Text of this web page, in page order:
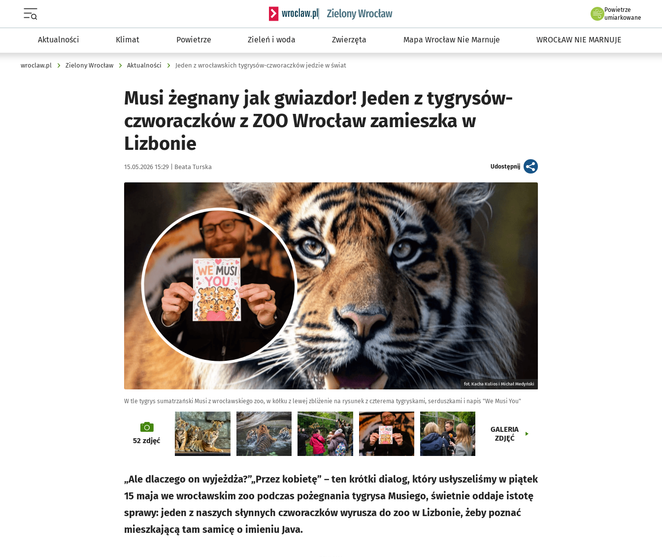
Serwis informacyjny wroclaw.pl podserwis: Środowisko we Wrocławiu
Powietrze
we Wrocławiu
umiarkowane
Aktualności Klimat Powietrze Zieleń i woda Zwierzęta Mapa Wrocław Nie Marnuje WROCŁAW NIE MARNUJE
wroclaw.pl Zielony Wrocław Aktualności Jeden z wrocławskich tygrysów-czworaczków jedzie w świat
Musi żegnany jak gwiazdor! Jeden z tygrysów-
czworaczków z ZOO Wrocław zamieszka w
Lizbonie
Data publikacji:
15.05.2026 15:29 | Autor:
Beata Turska Udostępnijartykuł
Kliknij, aby zobaczyć galerię
fot. Kacha Kulios i Michał Medyński
W tle tygrys sumatrzański Musi z wrocławskiego zoo, w kółku z lewej zbliżenie na rysunek z czterema tygryskami, serduszkami i napis "We Musi You"
galeria
52 zdjęć
GALERIA
ZDJĘĆ
„Ale dlaczego on wyjeżdża?”„Przez kobietę” – ten krótki dialog, który usłyszeliśmy w piątek
15 maja we wrocławskim zoo podczas pożegnania tygrysa Musiego, świetnie oddaje istotę
sprawy: jeden z naszych słynnych czworaczków wyrusza do zoo w Lizbonie, żeby poznać
mieszkającą tam samicę o imieniu Java.